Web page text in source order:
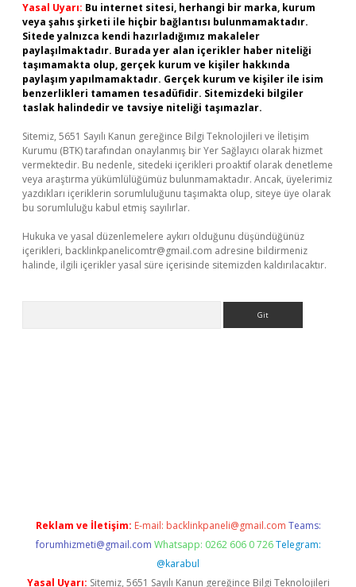
Yasal Uyarı: Bu internet sitesi, herhangi bir marka, kurum
veya şahıs şirketi ile hiçbir bağlantısı bulunmamaktadır.
Sitede yalnızca kendi hazırladığımız makaleler
paylaşılmaktadır. Burada yer alan içerikler haber niteliği
taşımamakta olup, gerçek kurum ve kişiler hakkında
paylaşım yapılmamaktadır. Gerçek kurum ve kişiler ile isim
benzerlikleri tamamen tesadüfidir. Sitemizdeki bilgiler
taslak halindedir ve tavsiye niteliği taşımazlar.
Sitemiz, 5651 Sayılı Kanun gereğince Bilgi Teknolojileri ve İletişim
Kurumu (BTK) tarafından onaylanmış bir Yer Sağlayıcı olarak hizmet
vermektedir. Bu nedenle, sitedeki içerikleri proaktif olarak denetleme
veya araştırma yükümlülüğümüz bulunmamaktadır. Ancak, üyelerimiz
yazdıkları içeriklerin sorumluluğunu taşımakta olup, siteye üye olarak
bu sorumluluğu kabul etmiş sayılırlar.
Hukuka ve yasal düzenlemelere aykırı olduğunu düşündüğünüz
içerikleri, backlinkpanelicomtr@gmail.com adresine bildirmeniz
halinde, ilgili içerikler yasal süre içerisinde sitemizden kaldırılacaktır.
Reklam ve İletişim: E-mail: backlinkpaneli@gmail.com Teams:
forumhizmeti@gmail.com Whatsapp: 0262 606 0 726 Telegram:
@karabul
Yasal Uyarı: Sitemiz, 5651 Sayılı Kanun gereğince Bilgi Teknolojileri